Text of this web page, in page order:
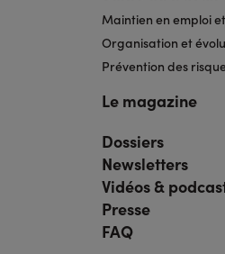
Maintien en emploi
Organisation et
Prévention des
Le magazine
Navigation
pied
de
page
bis
Dossiers
Newsletters
Vidéos &
Presse
FAQ